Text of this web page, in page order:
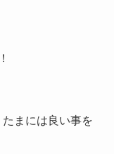
まには良い事を